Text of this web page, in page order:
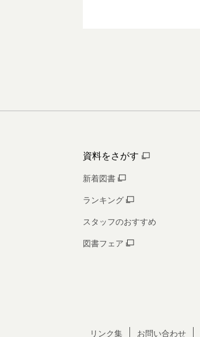
資料をさがす
新着図書
ランキング
スタッフのおすすめ
図書フェア
リンク集 お問い合わせ